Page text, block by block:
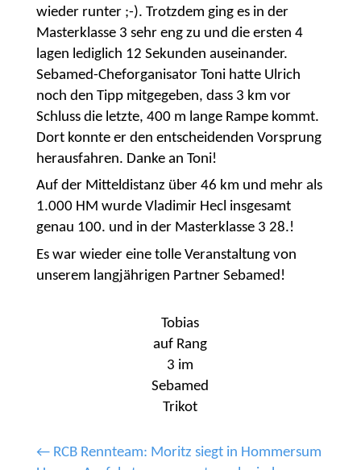
wieder runter ;-). Trotzdem ging es in der
Masterklasse 3 sehr eng zu und die ersten 4
lagen lediglich 12 Sekunden auseinander.
Sebamed-Cheforganisator Toni hatte Ulrich
noch den Tipp mitgegeben, dass 3 km vor
Schluss die letzte, 400 m lange Rampe kommt.
Dort konnte er den entscheidenden Vorsprung
herausfahren. Danke an Toni!
Auf der Mitteldistanz über 46 km und mehr als
1.000 HM wurde Vladimir Hecl insgesamt
genau 100. und in der Masterklasse 3 28.!
Es war wieder eine tolle Veranstaltung von
unserem langjährigen Partner Sebamed!
Tobias
auf Rang
3 im
Sebamed
Trikot
← RCB Rennteam: Moritz siegt in Hommersum